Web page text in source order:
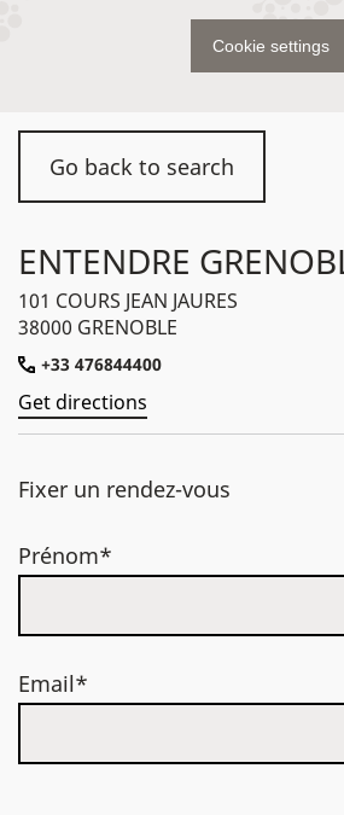
Go back to search
ENTENDRE
101 COURS JEAN JAURES
38000 GRENOBLE
+33 476844400
Get directions
Fixer un rendez-vous
Prénom*
Email*
Cookie settings